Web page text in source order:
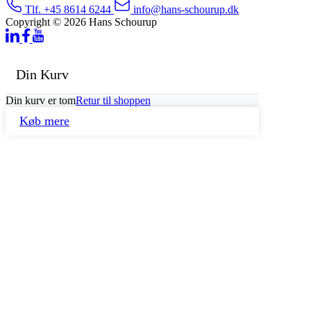
Tlf. +45 8614 6244
info@hans-schourup.dk
Copyright © 2026 Hans Schourup
Din Kurv
Din kurv er tomRetur til shoppen
Køb mere